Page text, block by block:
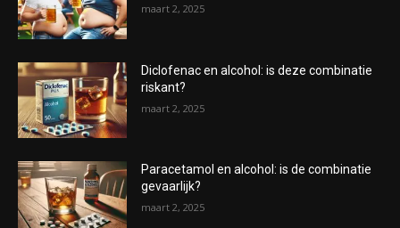
maart 2, 2025
Diclofenac en alcohol: is deze combinatie
riskant?
maart 2, 2025
Paracetamol en alcohol: is de combinatie
gevaarlijk?
maart 2, 2025